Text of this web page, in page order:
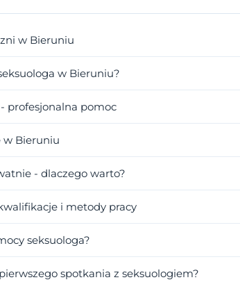
w Bieruniu
w Bieruniu?
profesjonalna pomoc
w Bieruniu
- dlaczego warto?
i metody pracy
seksuologa?
spotkania z seksuologiem?